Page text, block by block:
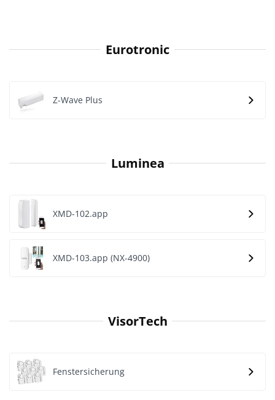
Eurotronic
Z-Wave Plus
Luminea
XMD-102.app
XMD-103.app (NX-4900)
VisorTech
Fenstersicherung